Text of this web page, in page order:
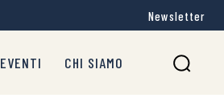
Newsletter
EVENTI CHI SIAMO